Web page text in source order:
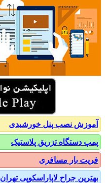
نصب پنل خورشیدی
دستگاه تزریق پلاستیک
بار مسافری
جراح لاپاراسکوپی تهران